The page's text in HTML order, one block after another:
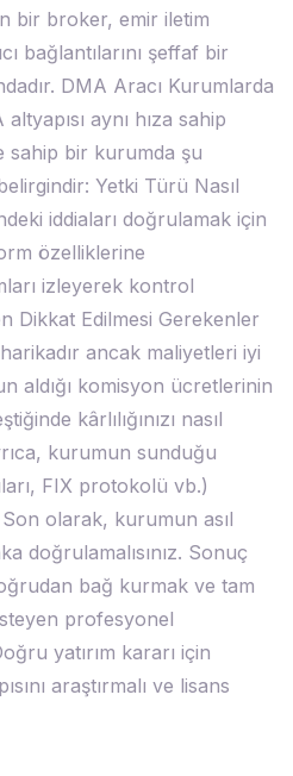
bir broker, emir iletim
bağlantılarını şeffaf bir
DMA Aracı Kurumlarda
aynı hıza sahip
sahip bir kurumda şu
Yetki Türü Nasıl
iddiaları doğrulamak için
özelliklerine
izleyerek kontrol
Dikkat Edilmesi Gerekenler
ancak maliyetleri iyi
aldığı komisyon ücretlerinin
kârlılığınızı nasıl
kurumun sunduğu
FIX protokolü vb.)
Son olarak, kurumun asıl
doğrulamalısınız. Sonuç
bağ kurmak ve tam
profesyonel
yatırım kararı için
araştırmalı ve lisans